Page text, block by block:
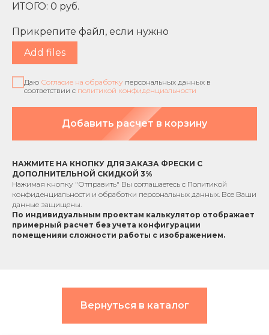
ИТОГО: 0 руб.
Прикрепите файл, если нужно
Add files
Даю Согласие на обработку персональных данных в
соответствии с политикой конфиденциальности
Добавить расчет в корзину
НАЖМИТЕ НА КНОПКУ ДЛЯ ЗАКАЗА ФРЕСКИ С
ДОПОЛНИТЕЛЬНОЙ СКИДКОЙ 3%
Нажимая кнопку "Отправить" Вы соглашаетесь с Политикой
конфиденциальности и обработки персональных данных. Все Ваши
данные защищены.
По индивидуальным проектам калькулятор отображает
примерный расчет без учета конфигурации
помещенияи сложности работы с изображением.
Вернуться в каталог